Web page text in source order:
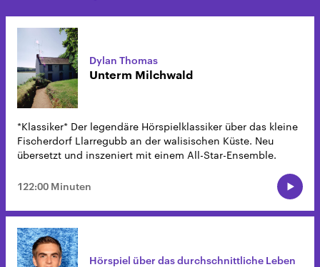
Dylan Thomas
Unterm Milchwald
*Klassiker* Der legendäre Hörspielklassiker über das kleine
Fischerdorf Llarregubb an der walisischen Küste. Neu
übersetzt und inszeniert mit einem All-Star-Ensemble.
122:00 Minuten
Hörspiel über das durchschnittliche Leben